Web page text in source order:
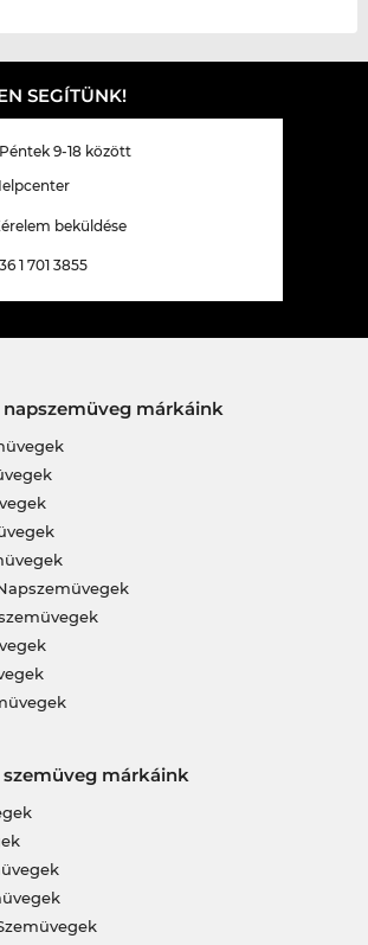
SEGÍTÜNK!
9-18 között
beküldése
1 701 3855
napszemüveg márkáink
szemüveg márkáink